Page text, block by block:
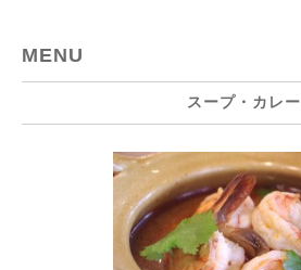
MENU
スープ・カレー